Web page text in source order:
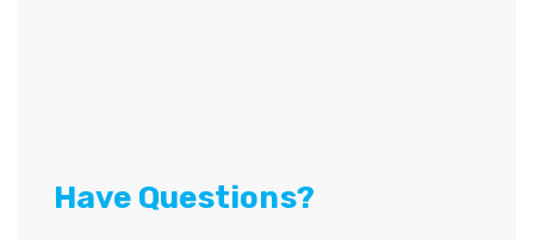
Have Questions?